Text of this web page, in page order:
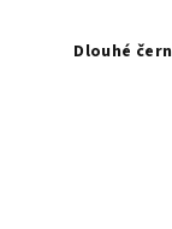
Dlouhé